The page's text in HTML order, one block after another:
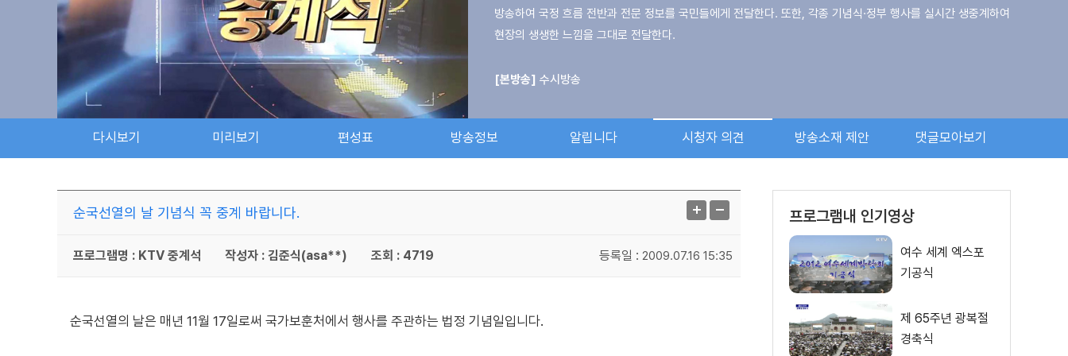
방송하여 국정 흐름 전반과 전문 정보를 국민들에게 전달한다. 또한, 각종 기념식·정부 행사를 실시간 생중계하여
현장의 생생한 느낌을 그대로 전달한다.
[본방송] 수시방송
다시보기 미리보기 편성표 방송정보 알립니다 시청자 의견 방송소재 제안 댓글모아보기
순국선열의 날 기념식 꼭 중계 바랍니다.
프로그램명 : KTV 중계석 작성자 : 김준식(asa**) 조회 : 4719 등록일 : 2009.07.16 15:35
순국선열의 날은 매년 11월 17일로써 국가보훈처에서 행사를 주관하는 법정 기념일입니다.
프로그램내 인기영상
여수 세계 엑스포
기공식
제 65주년 광복절
경축식